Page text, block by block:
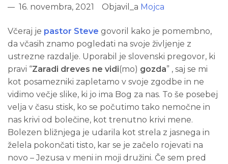
16. novembra, 2021
Objavil_a Mojca
Včeraj je pastor Steve govoril kako je pomembno,
da včasih znamo pogledati na svoje življenje z
ustrezne razdalje. Uporabil je slovenski pregovor, ki
pravi “Zaradi dreves ne vidi(mo) gozda” , saj se mi
kot posamezniki zapletamo v svoje zgodbe in ne
vidimo večje slike, ki jo ima Bog za nas. To še posebej
velja v času stisk, ko se počutimo tako nemočne in
nas krivi od bolečine, kot trenutno krivi mene.
Bolezen bližnjega je udarila kot strela z jasnega in
želela pokončati tisto, kar se je začelo rojevati na
novo – Jezusa v meni in moji družini. Če sem pred